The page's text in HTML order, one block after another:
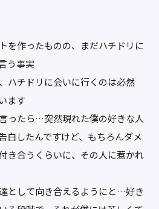
を作ったものの、まだハチドリに
う事実
ハチドリに会いに行くのは必然
ます
ったら…突然現れた僕の好きな人
白したんですけど、もちろんダメ
き合うくらいに、その人に惹かれ
として向き合えるようにと…好き